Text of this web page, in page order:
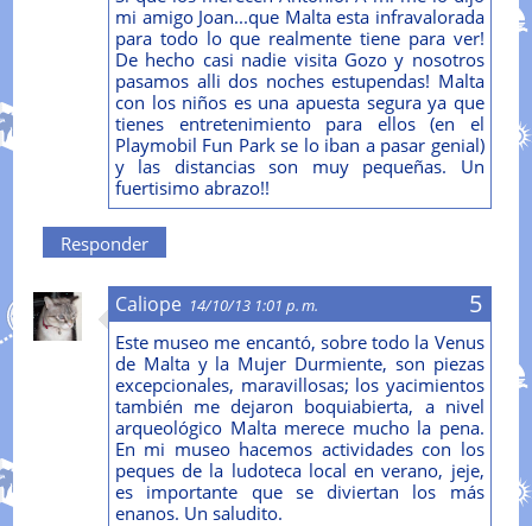
mi amigo Joan...que Malta esta infravalorada
para todo lo que realmente tiene para ver!
De hecho casi nadie visita Gozo y nosotros
pasamos alli dos noches estupendas! Malta
con los niños es una apuesta segura ya que
tienes entretenimiento para ellos (en el
Playmobil Fun Park se lo iban a pasar genial)
y las distancias son muy pequeñas. Un
fuertisimo abrazo!!
Responder
Caliope 14/10/13 1:01 p. m.
Este museo me encantó, sobre todo la Venus
de Malta y la Mujer Durmiente, son piezas
excepcionales, maravillosas; los yacimientos
también me dejaron boquiabierta, a nivel
arqueológico Malta merece mucho la pena.
En mi museo hacemos actividades con los
peques de la ludoteca local en verano, jeje,
es importante que se diviertan los más
enanos. Un saludito.